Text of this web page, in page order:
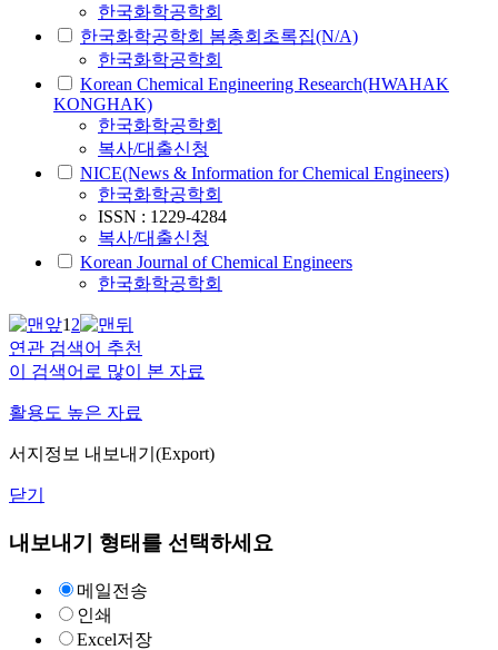
한국화학공학회
한국화학공학회 봄총회초록집(N/A)
한국화학공학회
Korean Chemical Engineering Research(HWAHAK
KONGHAK)
한국화학공학회
복사/대출신청
NICE(News & Information for Chemical Engineers)
한국화학공학회
ISSN : 1229-4284
복사/대출신청
Korean Journal of Chemical Engineers
한국화학공학회
12
연관 검색어 추천
이 검색어로 많이 본 자료
활용도 높은 자료
서지정보 내보내기(Export)
닫기
내보내기 형태를 선택하세요
메일전송
인쇄
Excel저장